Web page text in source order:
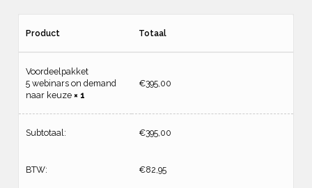
Product Totaal
Voordeelpakket
5 webinars on demand
naar keuze × 1
€395,00
Subtotaal: €395,00
BTW: €82,95